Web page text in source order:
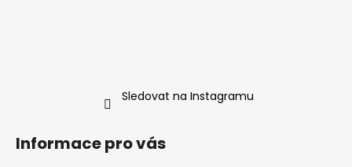
Sledovat na Instagramu
Informace pro vás